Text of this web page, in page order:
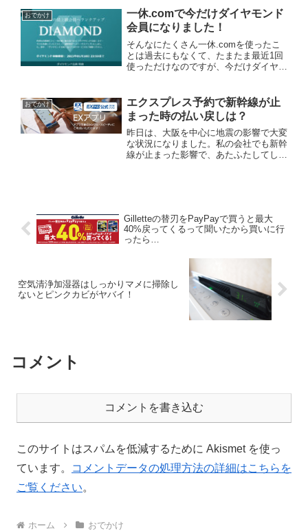
こだまグリーン早特」というものがあっ
て、乗車日の3日前までに...
おでかけ
一休.comで今だけダイヤモンド
会員になりました！
そんなにたくさん一休.comを使ったこ
とは過去にもなくて、たまたま最近1回
使っただけなのですが、今だけダイヤモ
ーンのご案内なんていうのもいただいて
いましたがもう4年ぐ...
おでかけ
エクスプレス予約で新幹線が止
まった時の払い戻しは？
昨日は、大阪を中心に地震の影響で大変
な状況になりました。私の会社でも新幹
線が止まった影響で、あたふたしてしま
Gilletteの替刃をPayPayで買うと最大
40%戻ってくるって聞いたから買いに行
ったら…
空気清浄加湿器はしっかりマメに掃除し
ないとピンクカビがヤバイ！
コメント
コメントを書き込む
このサイトはスパムを低減するために Akismet を使っ
ています。
コメントデータの処理方法の詳細はこちらを
ご覧ください。
ホーム おでかけ